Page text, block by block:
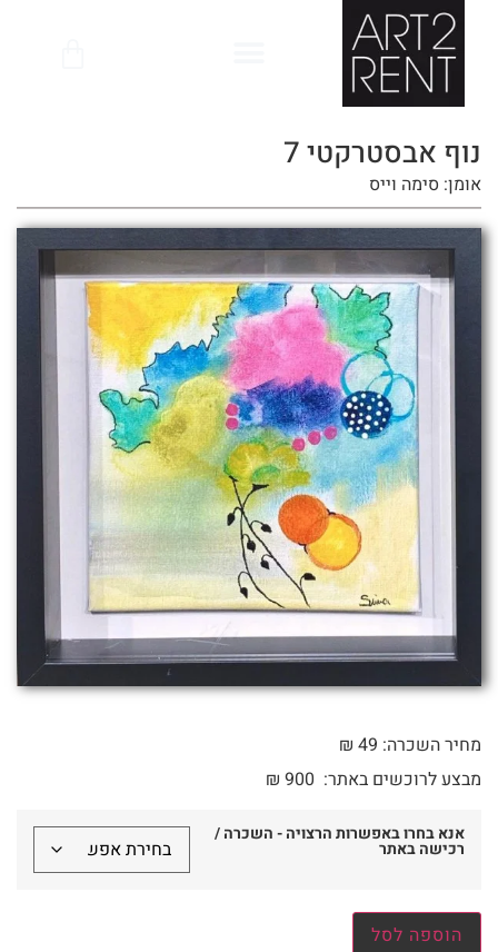
נוף אבסטרקטי 7
אומן: סימה וייס
מחיר השכרה: 49 ₪
מבצע לרוכשים באתר:
₪ 900
אנא בחרו באפשרות הרצויה - השכרה /
רכישה באתר
הוספה לסל